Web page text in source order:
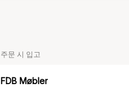
주문 시 입고
FDB Møbler